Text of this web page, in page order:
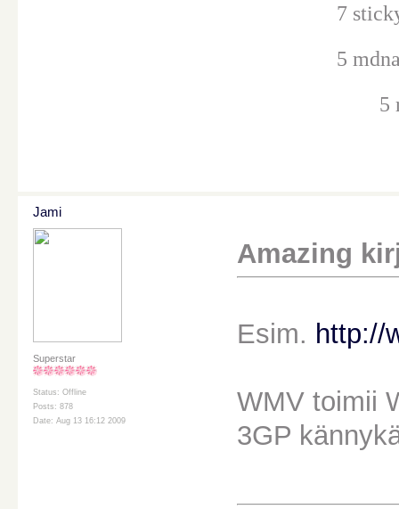
7
5
5
Jami
Superstar
Status: Offline
Posts: 878
Date: Aug 13 16:12 2009
Amazing
Esim. http://
WMV toimii
3GP